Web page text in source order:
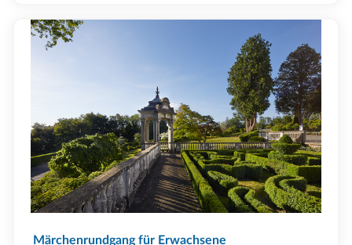
Märchenrundgang für Erwachsene